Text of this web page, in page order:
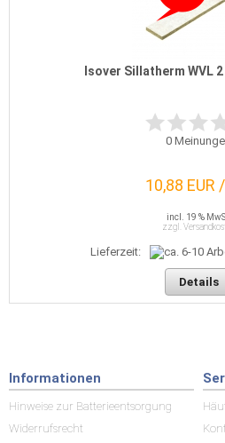
Isover Sillatherm WVL
0
10,88 EUR
incl. 19 %
zzgl.
Lieferzeit:
Details
Informationen
Hinweise zur Batterieentsorgung
Widerrufsrecht